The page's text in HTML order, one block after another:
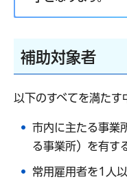
補助対象者
以下のすべてを満た
市内に主たる事業
る事業所）を有す
常用雇用者を1人